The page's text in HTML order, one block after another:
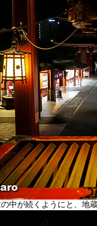
中が続くようにと、地